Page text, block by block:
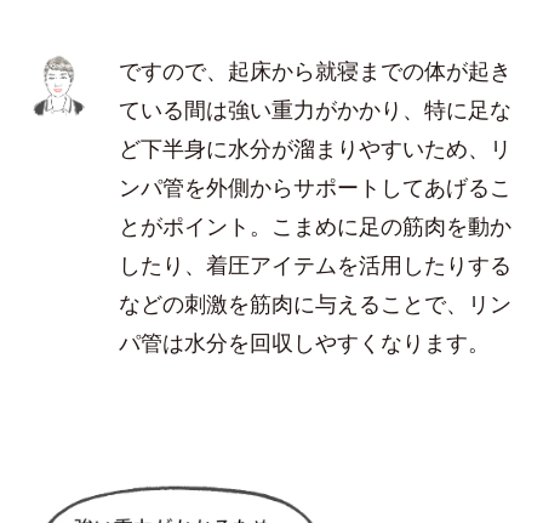
ですので、起床から就寝までの体が起き
ている間は強い重力がかかり、特に足な
ど下半身に水分が溜まりやすいため、リ
ンパ管を外側からサポートしてあげるこ
とがポイント。こまめに足の筋肉を動か
したり、着圧アイテムを活用したりする
などの刺激を筋肉に与えることで、リン
パ管は水分を回収しやすくなります。